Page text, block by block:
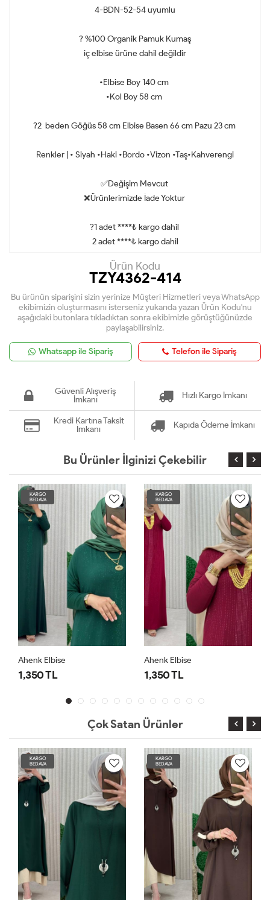
4-BDN-52-54 uyumlu
? %100 Organik Pamuk Kumaş
iç elbise ürüne dahil değildir
•Elbise Boy 140 cm
•Kol Boy 58 cm
?2 beden Göğüs 58 cm Elbise Basen 66 cm Pazu 23 cm
Renkler | • Siyah •Haki •Bordo •Vizon •Taş•Kahverengi
✅Değişim Mevcut
❌Ürünlerimizde İade Yoktur
?1 adet ****₺ kargo dahil
2 adet ****₺ kargo dahil
Ürün Kodu
TZY4362-414
Bu ürünün siparişini sizin yerinize Müşteri Hizmetleri veya WhatsApp
ekibimizin oluşturmasını isterseniz yukarıda yazan Ürün Kodu'nu
aşağıdaki butonlara tıkladıktan sonra ekibimizle görüştüğünüzde
paylaşabilirsiniz.
Whatsapp ile Sipariş Telefon ile Sipariş
Güvenli Alışveriş
İmkanı
Hızlı Kargo İmkanı
Kredi Kartına Taksit
İmkanı
Kapıda Ödeme İmkanı
Bu Ürünler İlginizi Çekebilir
KARGO
BEDAVA
Ahenk Elbise
1,350 TL
KARGO
BEDAVA
Ahenk Elbise
1,350 TL
Çok Satan Ürünler
KARGO
BEDAVA
KARGO
BEDAVA